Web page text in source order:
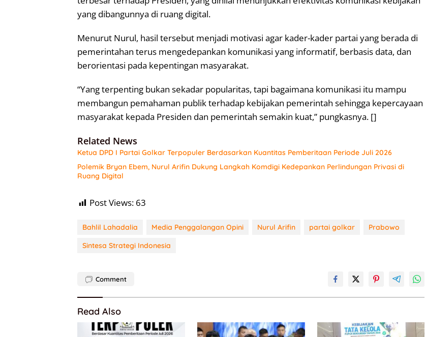
yang dibangunnya di ruang digital.
Menurut Nurul, hasil tersebut menjadi motivasi agar kader-kader partai yang berada di
pemerintahan terus mengedepankan komunikasi yang informatif, berbasis data, dan
berorientasi pada kepentingan masyarakat.
“Yang terpenting bukan sekadar popularitas, tapi bagaimana komunikasi itu mampu
membangun pemahaman publik terhadap kebijakan pemerintah sehingga kepercayaan
masyarakat kepada Presiden dan pemerintah semakin kuat,” pungkasnya. []
Related News
Ketua DPD I Partai Golkar Terpopuler Berdasarkan Kuantitas Pemberitaan Periode Juli 2026
Polemik Bryan Ebem, Nurul Arifin Dukung Langkah Komdigi Kedepankan Perlindungan Privasi di
Ruang Digital
Post Views: 63
Bahlil Lahadalia Media Penggalangan Opini Nurul Arifin partai golkar
Prabowo
Sintesa Strategi Indonesia
Comment
Read Also